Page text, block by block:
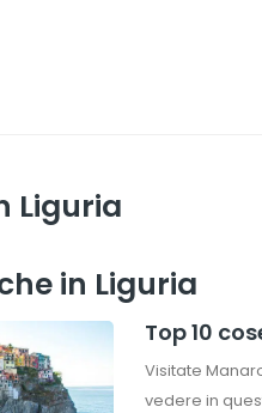
Liguria
in Liguria
Top 10
Visitate
vedere in